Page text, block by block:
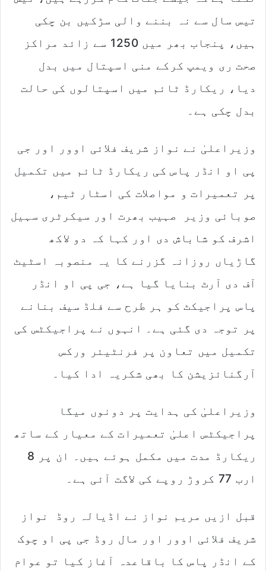
تیس سال سے نہ بننے والی سڑکیں بن چکی
ہیں، پنجاب بھر میں 1250 سے زائد مراکز
صحت ری ویمپ کرکے منی اسپتال میں بدل
دیا، ریکارڈ ٹائم میں اسپتالوں کی حالت
بدل چکی ہے۔
وزیراعلیٰ نے نواز شریف فلائی اوور اور جی
پی او انڈر پاس کی ریکارڈ ٹائم میں تکمیل
پر تعمیرات و مواصلات کی اسٹار ٹیم،
صوبائی وزیر صہیب بھرت اور سیکرٹری سہیل
اشرف کو شاباش دی اور کہا کہ دو لاکھ
گاڑیاں روزانہ گزرنے کا یہ منصوبہ اسٹیٹ
آف دی آرٹ بنایا گیا ہے، جی پی او انڈر
پاس پراجیکٹ کو ہر طرح سے فلڈ سیف بنانے
پر توجہ دی گئی ہے۔ انہوں نے پراجیکٹس کی
تکمیل میں تعاون پر فرنٹیئر ورکس
آرگنائزیشن کا بھی شکریہ ادا کیا۔
وزیراعلیٰ کی ہدایت پر دونوں میگا
پراجیکٹس اعلیٰ تعمیرات کے معیار کے ساتھ
ریکارڈ مدت میں مکمل ہوئے ہیں۔ ان پر 8
ارب 77 کروڑ روپے کی لاگت آئی ہے۔
قبل ازیں مریم نواز نے اڈیالہ روڈ نواز
شریف فلائی اوور اور مال روڈ جی پی او چوک
کے انڈر پاس کا باقاعدہ آغاز کیا تو عوام